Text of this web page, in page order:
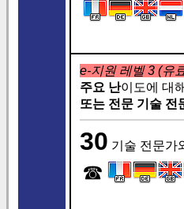
e-지원 레벨 3 (유
주요 난이도에 대
또는 전문 기술 전
30 기술 전문가
☎